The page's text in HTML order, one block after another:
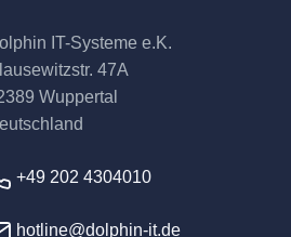
IT-Systeme e.K.
47A
Wuppertal
+49 202 4304010
hotline@dolphin-it.de